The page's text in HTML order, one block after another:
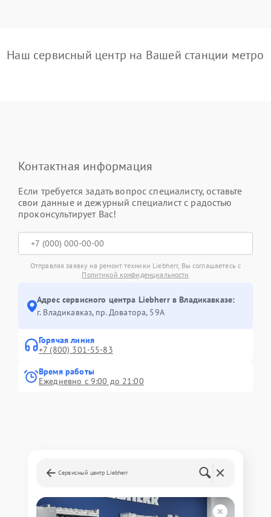
Наш сервисный центр на Вашей станции метро
Контактная информация
Если требуется задать вопрос специалисту, оставьте
свои данные и дежурный специалист с радостью
проконсультирует Вас!
Отправляя заявку на ремонт техники Liebherr, Вы соглашаетесь с
Политикой конфиденциальности
Адрес сервисного центра Liebherr в Владикавказе:
г. Владикавказ, пр. Доватора, 59А
Горячая линия
+7 (800) 301-55-83
Время работы
Ежедневно с 9:00 до 21:00
Сервисный центр Liebherr